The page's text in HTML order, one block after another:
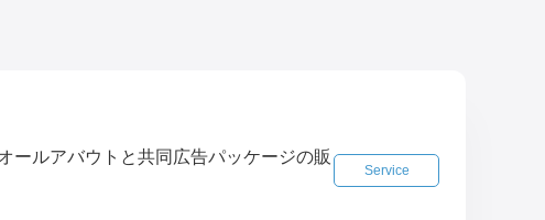
ールアバウトと共同広告パッケージの販
Service